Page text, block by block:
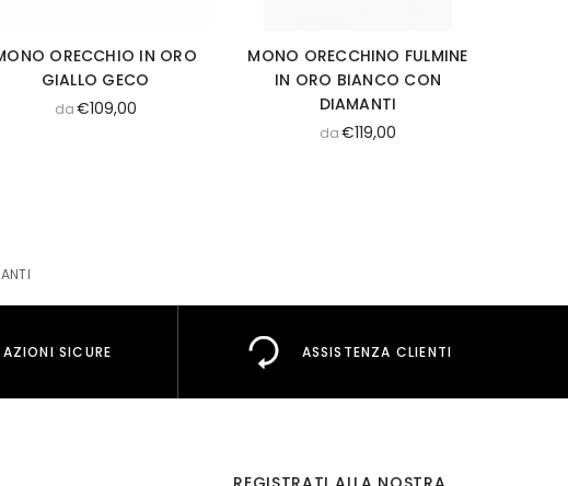
ORECCHIO IN ORO
GIALLO GECO
da€109,00
MONO ORECCHINO FULMINE
IN ORO BIANCO CON
DIAMANTI
da€119,00
SICURE ASSISTENZA CLIENTI